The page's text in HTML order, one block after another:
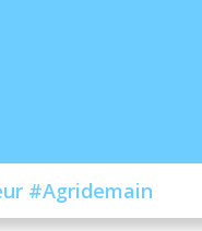
#Agridemain